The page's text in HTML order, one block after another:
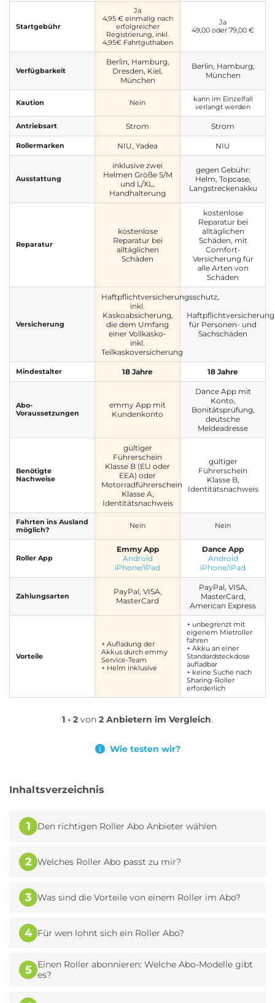
Startgebühr
Ja
4,95 € einmalig nach
erfolgreicher
Registrierung, inkl.
4,95€ Fahrtguthaben
Ja
49,00 oder 79,00 €
Verfügbarkeit
Berlin, Hamburg,
Dresden, Kiel,
München
Berlin, Hamburg,
München
Kaution Nein
kann im Einzelfall
verlangt werden
Antriebsart Strom Strom
Rollermarken NIU, Yadea NIU
Ausstattung
inklusive zwei
Helmen Größe S/M
und L/XL,
Handhalterung
gegen Gebühr:
Helm, Topcase,
Langstreckenakku
Reparatur
kostenlose
Reparatur bei
alltäglichen
Schäden
kostenlose
Reparatur bei
alltäglichen
Schäden, mit
Comfort-
Versicherung für
alle Arten von
Schäden
Versicherung
Haftpflichtversicherungsschutz,
inkl.
Kaskoabsicherung,
die dem Umfang
einer Vollkasko-
inkl.
Teilkaskoversicherung
Haftpflichtversicherung
für Personen- und
Sachschäden
Mindestalter 18 Jahre 18 Jahre
Abo-
Voraussetzungen
emmy App mit
Kundenkonto
Dance App mit
Konto,
Bonitätsprüfung,
deutsche
Meldeadresse
Benötigte
Nachweise
gültiger
Führerschein
Klasse B (EU oder
EEA) oder
Motorradführerschein
Klasse A,
Identitätsnachweis
gültiger
Führerschein
Klasse B,
Identitätsnachweis
Fahrten ins Ausland
möglich?
Nein Nein
Roller App
Emmy App
Android
iPhone/iPad
Dance App
Android
iPhone/iPad
Zahlungsarten
PayPal, VISA,
MasterCard
PayPal, VISA,
MasterCard,
American Express
Vorteile
+ Aufladung der
Akkus durch emmy
Service-Team
+ Helm inklusive
+ unbegrenzt mit
eigenem Mietroller
fahren
+ Akku an einer
Standardsteckdose
aufladbar
+ keine Suche nach
Sharing-Roller
erforderlich
1 - 2 von 2 Anbietern im Vergleich.
Wie testen wir?
Inhaltsverzeichnis
1 Den richtigen Roller Abo Anbieter wählen
2 Welches Roller Abo passt zu mir?
3 Was sind die Vorteile von einem Roller im Abo?
4 Für wen lohnt sich ein Roller Abo?
5 Einen Roller abonnieren: Welche Abo-Modelle gibt
es?